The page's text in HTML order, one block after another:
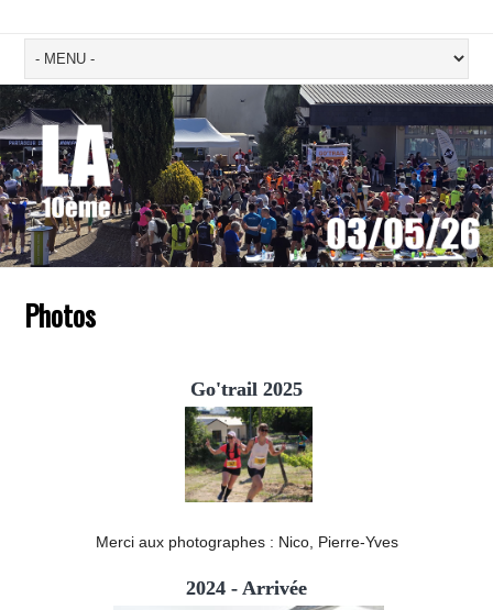
Photos
Go'trail 2025
Merci aux photographes : Nico, Pierre-Yves
2024 - Arrivée